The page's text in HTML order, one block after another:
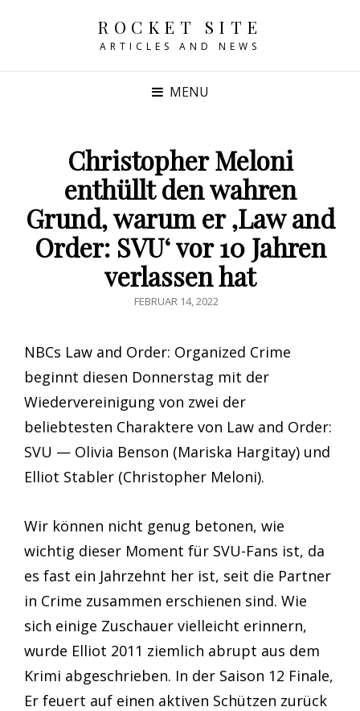
ROCKET SITE
ARTICLES AND NEWS
MENU
Christopher Meloni
enthüllt den wahren
Grund, warum er ‚Law and
Order: SVU‘ vor 10 Jahren
verlassen hat
POSTED
FEBRUAR 14, 2022
NBCs Law and Order: Organized Crime
beginnt diesen Donnerstag mit der
Wiedervereinigung von zwei der
beliebtesten Charaktere von Law and Order:
SVU — Olivia Benson (Mariska Hargitay) und
Elliot Stabler (Christopher Meloni).
Wir können nicht genug betonen, wie
wichtig dieser Moment für SVU-Fans ist, da
es fast ein Jahrzehnt her ist, seit die Partner
in Crime zusammen erschienen sind. Wie
sich einige Zuschauer vielleicht erinnern,
wurde Elliot 2011 ziemlich abrupt aus dem
Krimi abgeschrieben. In der Saison 12 Finale,
Er feuert auf einen aktiven Schützen zurück